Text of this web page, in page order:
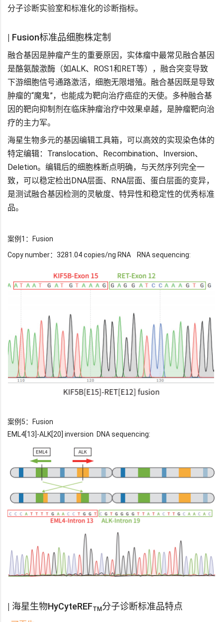
分子诊断实验室和标准化的诊断指标。
| Fusion标准品细胞株定制
融合基因是肿瘤产生的重要原因，实体瘤中最常见融合基因
是酪氨酸激酶（如ALK、ROS1和RET等），融合突变导致
下游细胞信号通路激活，细胞无限增殖。融合基因既是导致
肿瘤的“魔鬼”，也能成为靶向治疗癌症的天使。多种融合基
因的靶向抑制剂在临床肿瘤治疗中效果卓越，是肿瘤靶向治
疗的主力军。
海星生物多元的基因编辑工具箱，可以高效的实现染色体的
特定编辑：Translocation、Recombination、Inversion、
Deletion。编辑后的细胞株断点明确，与天然序列完全一
致，可以稳定检出DNA层面、RNA层面、蛋白层面的变异，
是测试融合基因检测的灵敏度、特异性和稳定性的优秀标准
品。
案例1：Fusion
Copy number：3281.04 copies/ng RNA RNA sequencing:
案例5：Fusion
EML4[13]-ALK[20] inversion DNA sequencing:
| 海星生物HyCyteREFTM 分子诊断标准品特点